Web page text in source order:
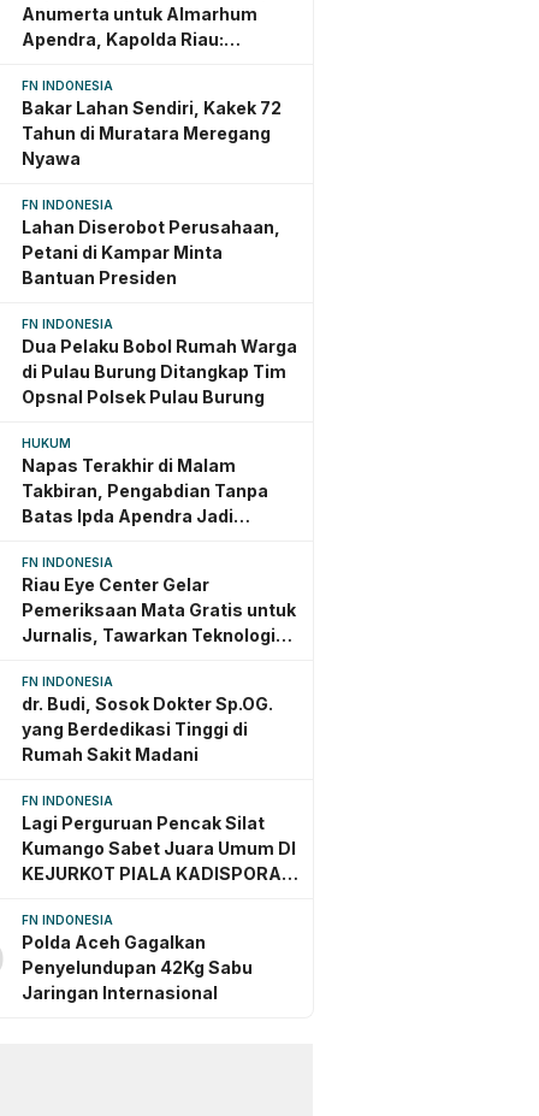
Anumerta untuk Almarhum
Apendra, Kapolda Riau:
FN INDONESIA
Bakar Lahan Sendiri, Kakek 72
Tahun di Muratara Meregang
Nyawa
FN INDONESIA
Lahan Diserobot Perusahaan,
Petani di Kampar Minta
Bantuan Presiden
FN INDONESIA
Dua Pelaku Bobol Rumah Warga
di Pulau Burung Ditangkap Tim
Opsnal Polsek Pulau Burung
HUKUM
Napas Terakhir di Malam
Takbiran, Pengabdian Tanpa
Batas Ipda Apendra Jadi
FN INDONESIA
Riau Eye Center Gelar
Pemeriksaan Mata Gratis untuk
Jurnalis, Tawarkan Teknologi
FN INDONESIA
dr. Budi, Sosok Dokter Sp.OG.
yang Berdedikasi Tinggi di
Rumah Sakit Madani
FN INDONESIA
Lagi Perguruan Pencak Silat
Kumango Sabet Juara Umum DI
KEJURKOT PIALA KADISPORA
FN INDONESIA
Polda Aceh Gagalkan
Penyelundupan 42Kg Sabu
Jaringan Internasional